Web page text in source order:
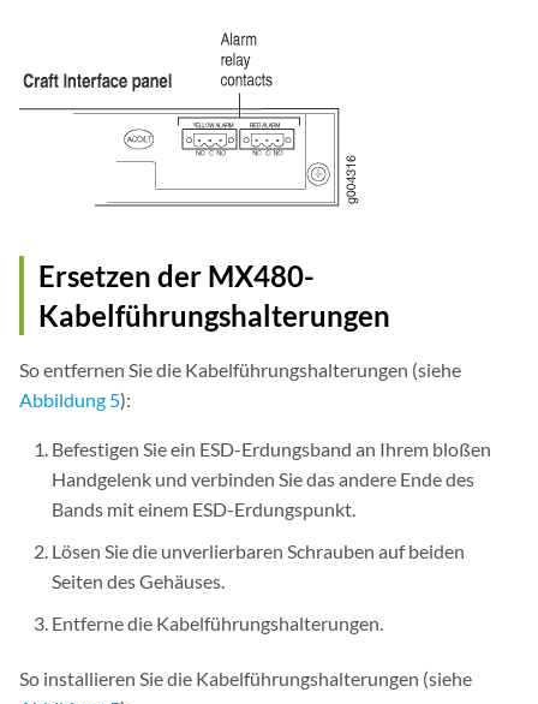
Ersetzen der MX480-
Kabelführungshalterungen
So entfernen Sie die Kabelführungshalterungen (siehe
Abbildung 5):
Befestigen Sie ein ESD-Erdungsband an Ihrem bloßen
Handgelenk und verbinden Sie das andere Ende des
Bands mit einem ESD-Erdungspunkt.
Lösen Sie die unverlierbaren Schrauben auf beiden
Seiten des Gehäuses.
Entferne die Kabelführungshalterungen.
So installieren Sie die Kabelführungshalterungen (siehe